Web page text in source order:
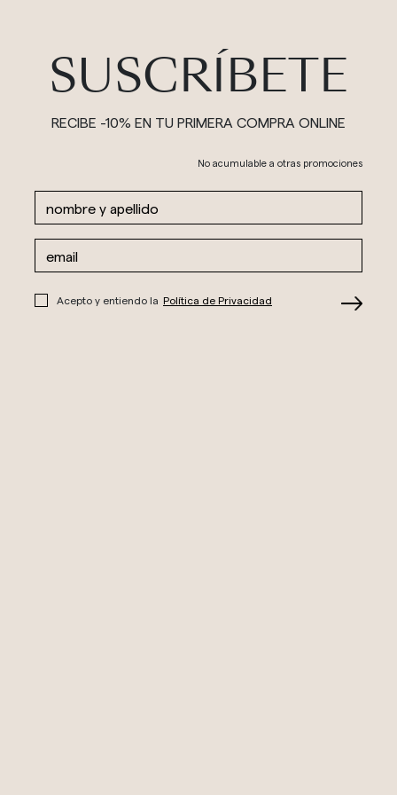
SUSCRÍBETE
RECIBE -10% EN TU PRIMERA COMPRA ONLINE
No acumulable a otras promociones
Acepto y entiendo la Política de Privacidad